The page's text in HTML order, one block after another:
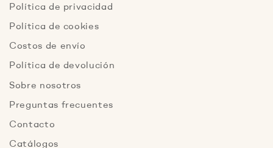
Política de privacidad
Política de cookies
Costos de envío
Política de devolución
Sobre nosotros
Preguntas frecuentes
Contacto
Catálogos